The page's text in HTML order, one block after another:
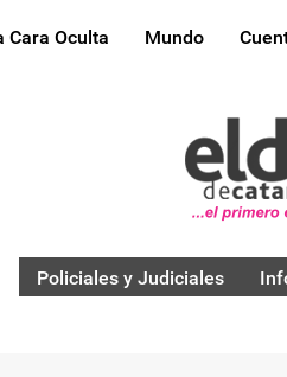
Cara Oculta Mundo
Policiales y Judiciales